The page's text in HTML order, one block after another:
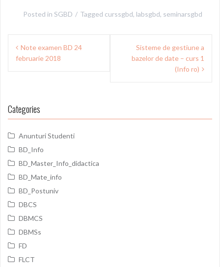
Posted in SGBD Tagged curssgbd, labsgbd, seminarsgbd
Post
navigation
Note examen BD 24
februarie 2018
Sisteme de gestiune a
bazelor de date – curs 1
(Info ro)
Categories
Anunturi Studenti
BD_Info
BD_Master_Info_didactica
BD_Mate_info
BD_Postuniv
DBCS
DBMCS
DBMSs
FD
FLCT